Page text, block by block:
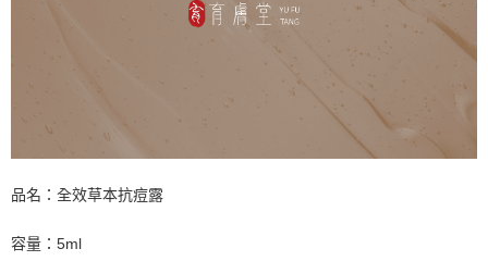
品名：全效草本抗痘露
容量：5ml